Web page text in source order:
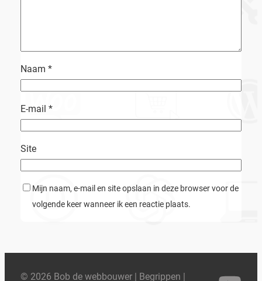
Naam *
E-mail *
Site
Mijn naam, e-mail en site opslaan in deze browser voor de
volgende keer wanneer ik een reactie plaats.
© 2026 Bob de webbouwer | Begrippen |